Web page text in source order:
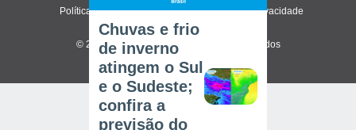
Política de privacidade Configurações de privacidade
© 2026 Meteored. Todos os direitos reservados
Chuvas e frio
de inverno
atingem o Sul
e o Sudeste;
confira a
previsão do